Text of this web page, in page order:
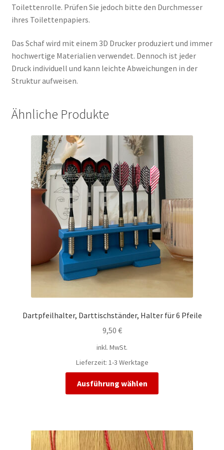
Toilettenrolle. Prüfen Sie jedoch bitte den Durchmesser
ihres Toilettenpapiers.
Das Schaf wird mit einem 3D Drucker produziert und immer
hochwertige Materialien verwendet. Dennoch ist jeder
Druck individuell und kann leichte Abweichungen in der
Struktur aufweisen.
Ähnliche Produkte
Dartpfeilhalter, Darttischständer, Halter für 6 Pfeile
9,50 €
inkl. MwSt.
Lieferzeit: 1-3 Werktage
Ausführung wählen
auf.